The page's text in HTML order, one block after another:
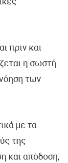
πριν και
η σωστή
των
με τα
της
και απόδοση,